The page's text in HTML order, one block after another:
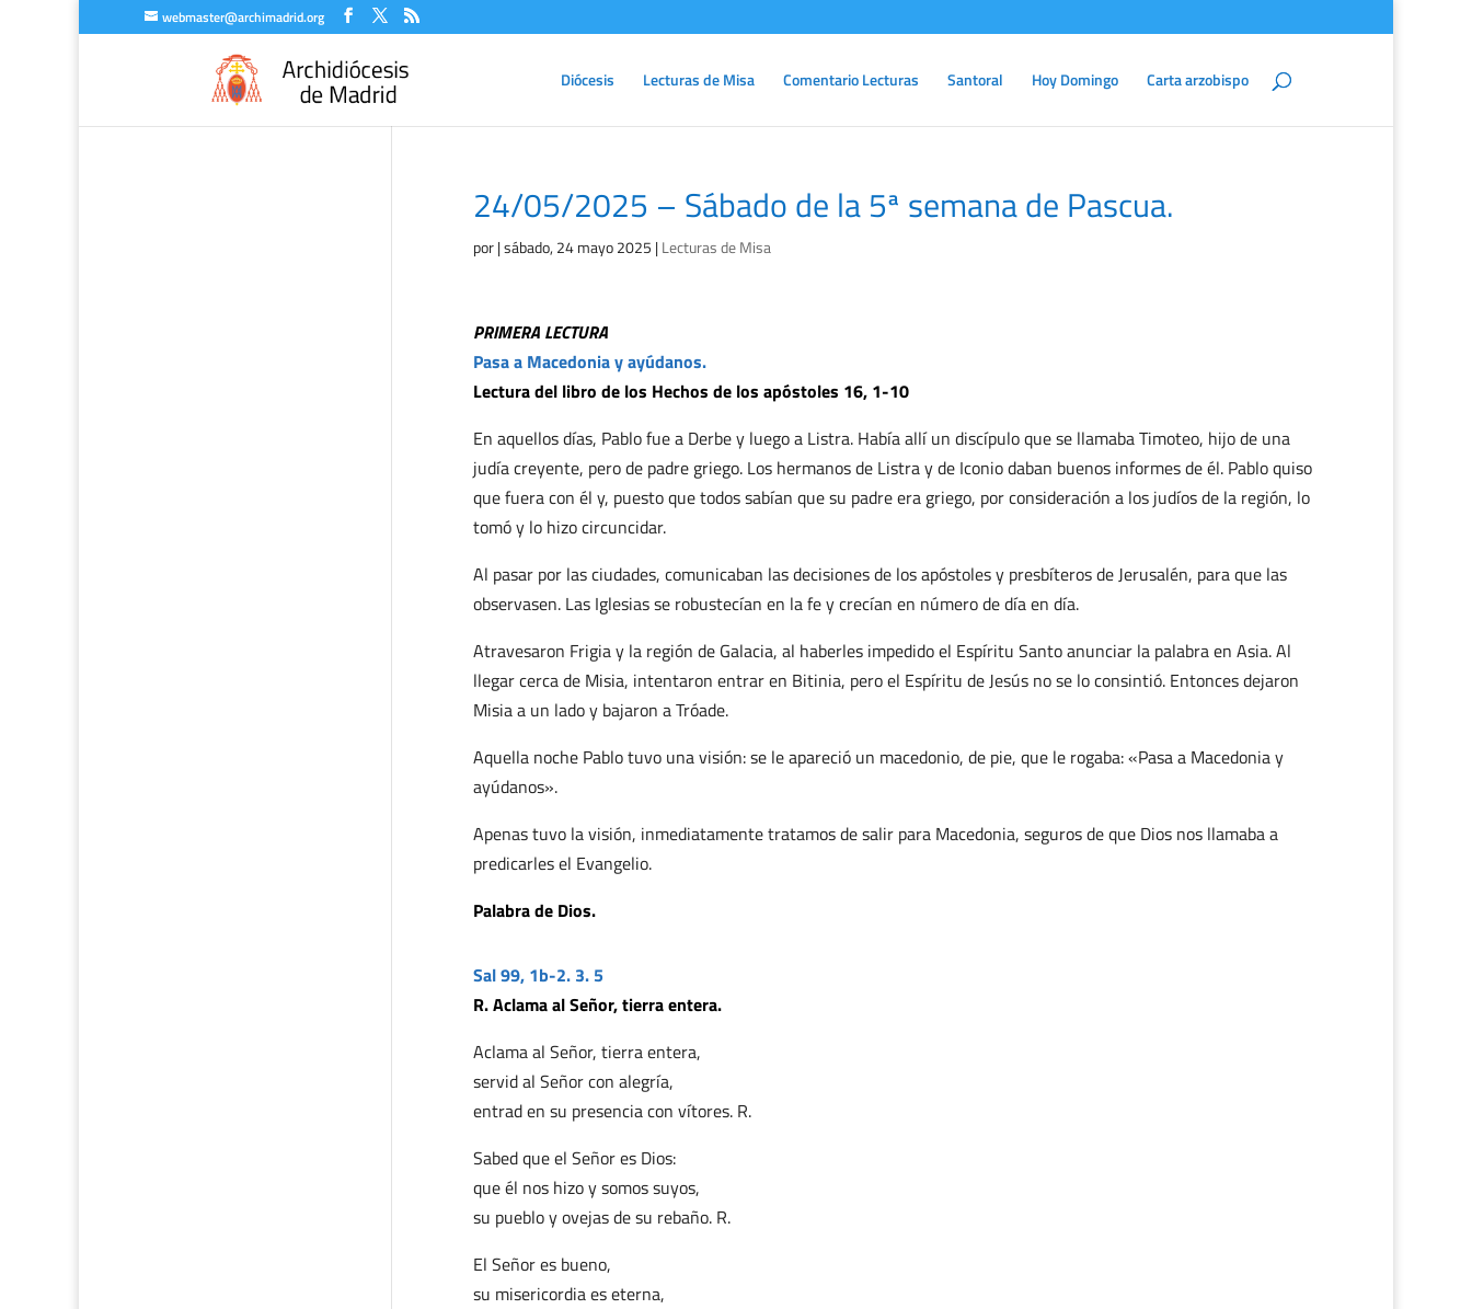
webmaster@archimadrid.org
Diócesis Lecturas de Misa Comentario Lecturas Santoral Hoy Domingo Carta arzobispo
24/05/2025 – Sábado de la 5ª semana de Pascua.
por|sábado, 24 mayo 2025 |Lecturas de Misa
PRIMERA LECTURA
Pasa a Macedonia y ayúdanos.
Lectura del libro de los Hechos de los apóstoles 16, 1-10
En aquellos días, Pablo fue a Derbe y luego a Listra. Había allí un discípulo que se llamaba Timoteo, hijo de una
judía creyente, pero de padre griego. Los hermanos de Listra y de Iconio daban buenos informes de él. Pablo quiso
que fuera con él y, puesto que todos sabían que su padre era griego, por consideración a los judíos de la región, lo
tomó y lo hizo circuncidar.
Al pasar por las ciudades, comunicaban las decisiones de los apóstoles y presbíteros de Jerusalén, para que las
observasen. Las Iglesias se robustecían en la fe y crecían en número de día en día.
Atravesaron Frigia y la región de Galacia, al haberles impedido el Espíritu Santo anunciar la palabra en Asia. Al
llegar cerca de Misia, intentaron entrar en Bitinia, pero el Espíritu de Jesús no se lo consintió. Entonces dejaron
Misia a un lado y bajaron a Tróade.
Aquella noche Pablo tuvo una visión: se le apareció un macedonio, de pie, que le rogaba: «Pasa a Macedonia y
ayúdanos».
Apenas tuvo la visión, inmediatamente tratamos de salir para Macedonia, seguros de que Dios nos llamaba a
predicarles el Evangelio.
Palabra de Dios.
Sal 99, 1b-2. 3. 5
R. Aclama al Señor, tierra entera.
Aclama al Señor, tierra entera,
servid al Señor con alegría,
entrad en su presencia con vítores. R.
Sabed que el Señor es Dios:
que él nos hizo y somos suyos,
su pueblo y ovejas de su rebaño. R.
El Señor es bueno,
su misericordia es eterna,